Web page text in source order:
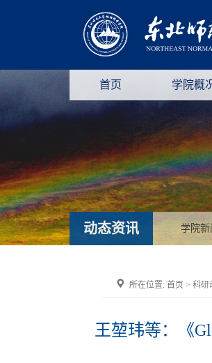
首页 学院概
动态资讯 学院新
所在位置: 首页 > 科研
王堃玮等：《